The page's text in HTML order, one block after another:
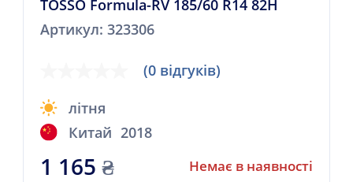
TOSSO Formula-RV 185/60 R14 82H
Артикул: 323306
(0 відгуків)
літня
Китай 2018
1 165 ₴ Немає в наявності